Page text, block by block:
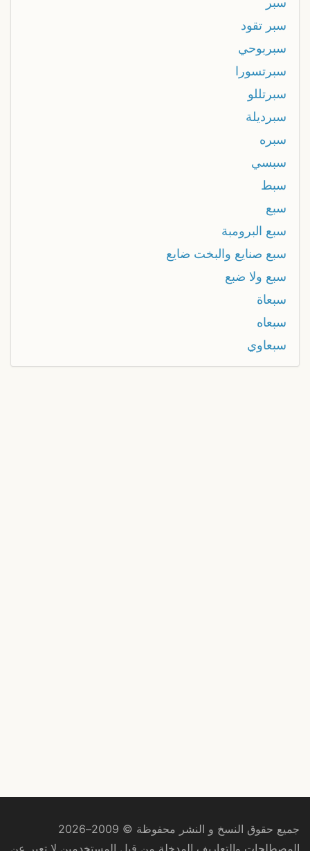
سبر تقود
سبربوحي
سبرتسورا
سبرتللو
سبرديلة
سبره
سبسي
سبط
سبع
سبع البرومبة
سبع صنايع والبخت ضايع
سبع ولا ضبع
سبعاة
سبعاه
سبعاوي
جميع حقوق النسخ و النشر محفوظة © 2009–2026